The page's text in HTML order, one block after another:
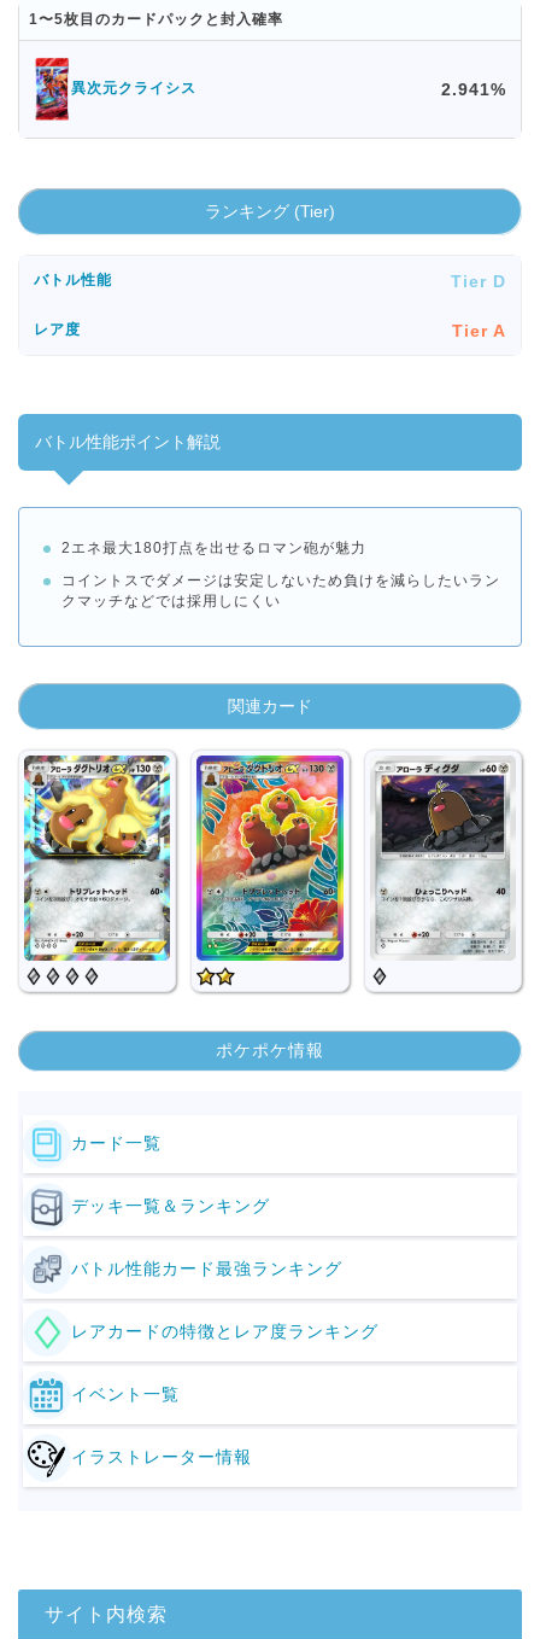
1〜5枚目のカードパックと封入確率
異次元クライシス 2.941%
ランキング (Tier)
バトル性能 Tier D
レア度 Tier A
バトル性能ポイント解説
2エネ最大180打点を出せるロマン砲が魅力
コイントスでダメージは安定しないため負けを減らしたいラン
クマッチなどでは採用しにくい
関連カード
ポケポケ情報
カード一覧
デッキ一覧＆ランキング
バトル性能カード最強ランキング
レアカードの特徴とレア度ランキング
イベント一覧
イラストレーター情報
サイト内検索